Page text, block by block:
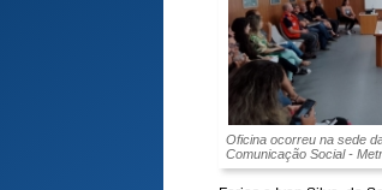
Oficina ocorreu na sede
Comunicação Social -